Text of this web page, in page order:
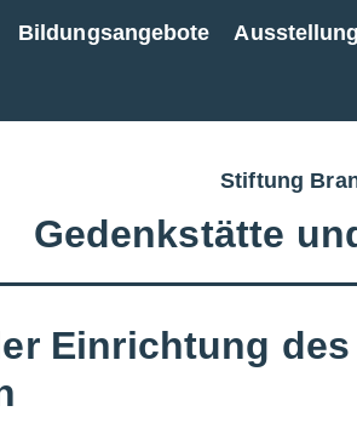
Bildungsangebote
Stiftung
Gedenkstätte
Einrichtung